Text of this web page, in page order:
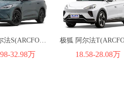
极狐 阿尔法S(ARCFOX αS)
32.98万 18.58-28.08万